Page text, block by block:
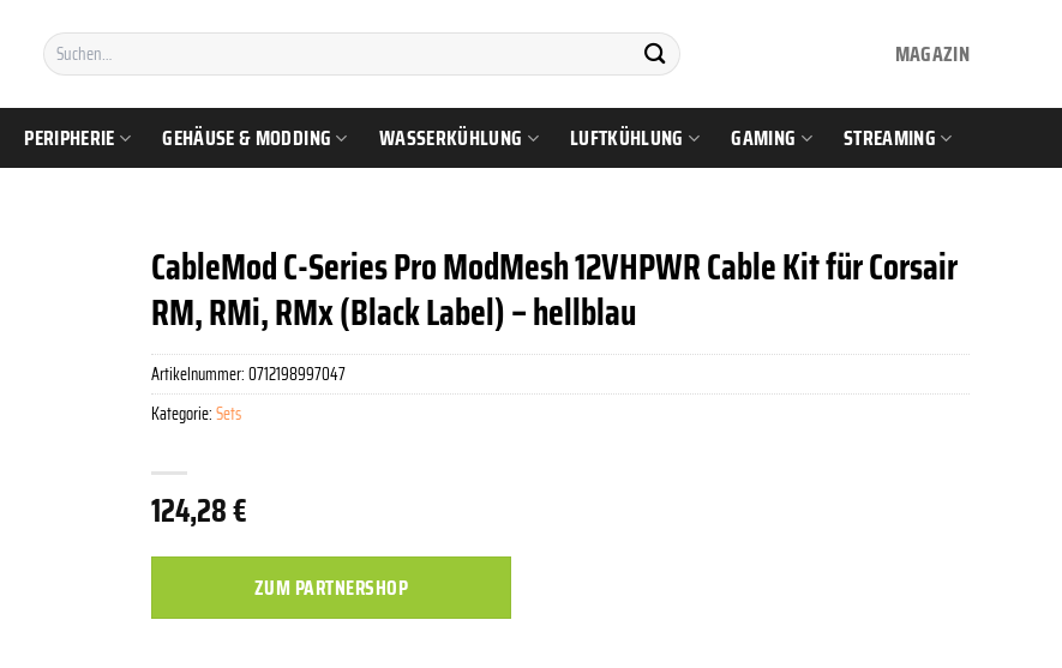
Suchen
nach:
MAGAZIN
PERIPHERIE GEHÄUSE & MODDING WASSERKÜHLUNG LUFTKÜHLUNG GAMING STREAMING
CableMod C-Series Pro ModMesh 12VHPWR Cable Kit für Corsair
RM, RMi, RMx (Black Label) – hellblau
124,28€
ZUM PARTNERSHOP
Artikelnummer:0712198997047
Kategorie:Sets